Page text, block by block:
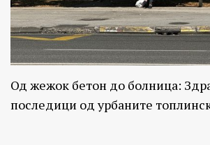
Од жежок бетон до болница:
последици од урбаните